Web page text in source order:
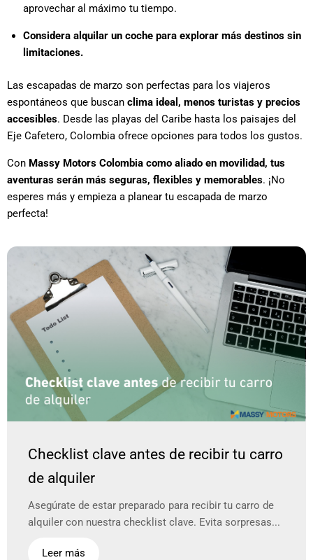
aprovechar al máximo tu tiempo.
Considera alquilar un coche para explorar más destinos sin
limitaciones.
Las escapadas de marzo son perfectas para los viajeros
espontáneos que buscan clima ideal, menos turistas y precios
accesibles. Desde las playas del Caribe hasta los paisajes del
Eje Cafetero, Colombia ofrece opciones para todos los gustos.
Con Massy Motors Colombia como aliado en movilidad, tus
aventuras serán más seguras, flexibles y memorables. ¡No
esperes más y empieza a planear tu escapada de marzo
perfecta!
Checklist clave antes de recibir tu carro
de alquiler
Asegúrate de estar preparado para recibir tu carro de
alquiler con nuestra checklist clave. Evita sorpresas...
Leer más